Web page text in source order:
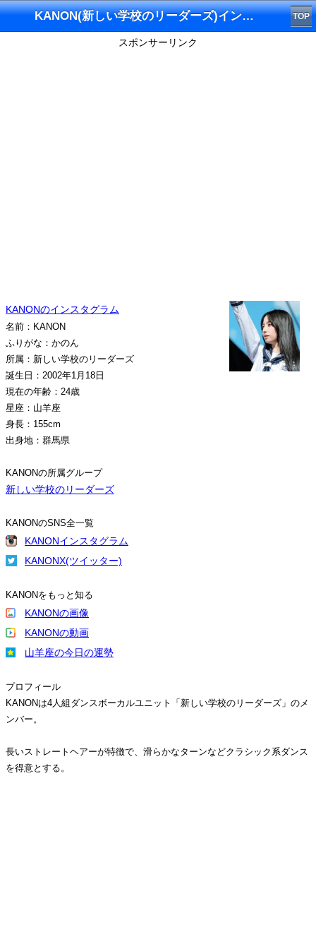
KANON(新しい学校のリーダーズ)インスタグラム TOP
スポンサーリンク
KANONのインスタグラム
名前：KANON
ふりがな：かのん
所属：新しい学校のリーダーズ
誕生日：2002年1月18日
現在の年齢：24歳
星座：山羊座
身長：155cm
出身地：群馬県
KANONの所属グループ
新しい学校のリーダーズ
KANONのSNS全一覧
KANONインスタグラム
KANONX(ツイッター)
KANONをもっと知る
KANONの画像
KANONの動画
山羊座の今日の運勢
プロフィール
KANONは4人組ダンスボーカルユニット「新しい学校のリーダーズ」のメ
ンバー。
長いストレートヘアーが特徴で、滑らかなターンなどクラシック系ダンス
を得意とする。